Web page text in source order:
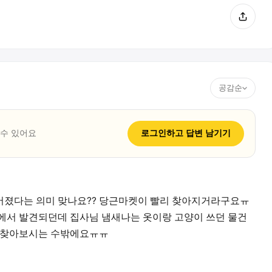
공감순
있어요 로그인하고 답변 남기기
다는 의미 맞나요?? 당근마켓이 빨리 찾아지거라구요ㅠ
서 발견되던데 집사님 냄새나는 옷이랑 고양이 쓰던 물건
아보시는 수밖에요ㅠㅠ